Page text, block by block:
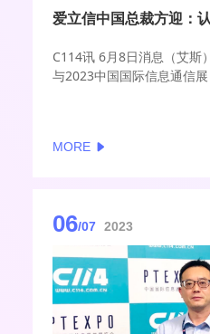
C114讯 6月8日消息（艾斯
与2023中国国际信息通信展
MORE
06/07 2023